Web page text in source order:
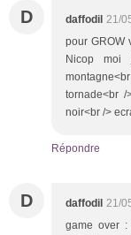
D daffodil 21/
pour GROW
Nicop moi
tornade<br /
noir<br />
Répondre
D daffodil 21/
game over